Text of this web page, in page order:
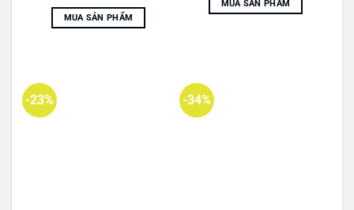
gốc
là:
199.000,0₫.
hiện
tại
là:
MUA SẢN PHẨM
là:
190.000,0₫.là:
MUA SẢN PHẨM
-23% -34%